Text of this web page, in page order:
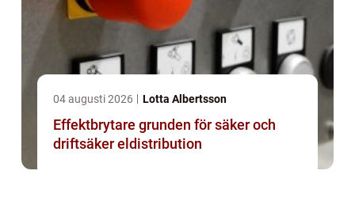
04 augusti 2026 Lotta Albertsson
Effektbrytare grunden för säker och
driftsäker eldistribution